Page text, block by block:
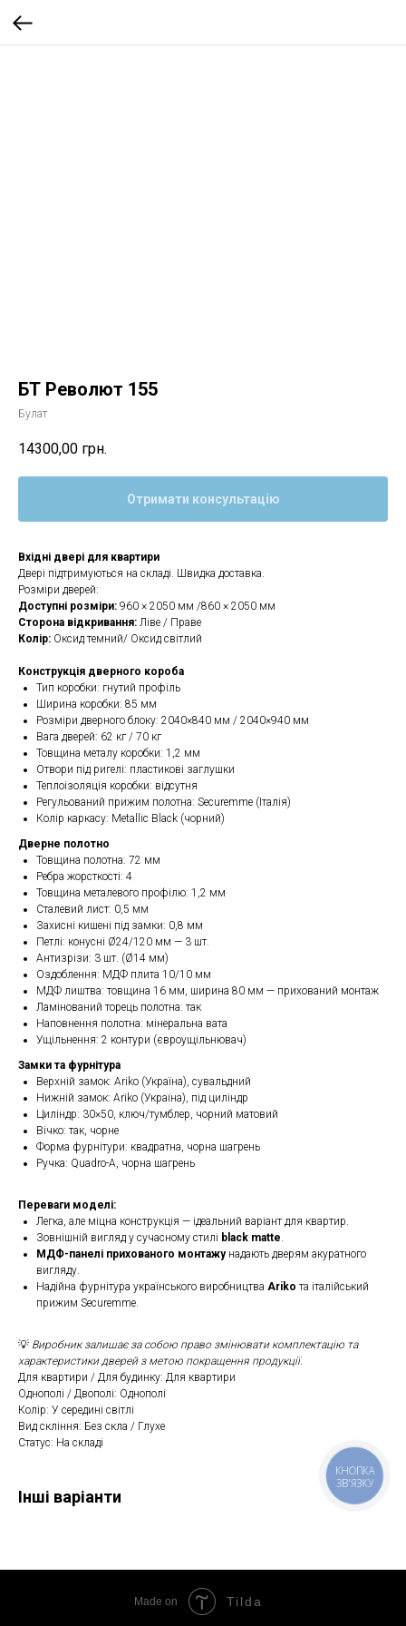
БТ Револют 155
Булат
14300,00 грн.
Отримати консультацію
Вхідні двері для квартири
Двері підтримуються на складі. Швидка доставка.
Розміри дверей:
Доступні розміри: 960 × 2050 мм /860 × 2050 мм
Сторона відкривання: Ліве / Праве
Колір: Оксид темний/ Оксид світлий
Конструкція дверного короба
Тип коробки: гнутий профіль
Ширина коробки: 85 мм
Розміри дверного блоку: 2040×840 мм / 2040×940 мм
Вага дверей: 62 кг / 70 кг
Товщина металу коробки: 1,2 мм
Отвори під ригелі: пластикові заглушки
Теплоізоляція коробки: відсутня
Регульований прижим полотна: Securemme (Італія)
Колір каркасу: Metallic Black (чорний)
Дверне полотно
Товщина полотна: 72 мм
Ребра жорсткості: 4
Товщина металевого профілю: 1,2 мм
Сталевий лист: 0,5 мм
Захисні кишені під замки: 0,8 мм
Петлі: конусні Ø24/120 мм — 3 шт.
Антизрізи: 3 шт. (Ø14 мм)
Оздоблення: МДФ плита 10/10 мм
МДФ лиштва: товщина 16 мм, ширина 80 мм — прихований монтаж
Ламінований торець полотна: так
Наповнення полотна: мінеральна вата
Ущільнення: 2 контури (євроущільнювач)
Замки та фурнітура
Верхній замок: Ariko (Україна), сувальдний
Нижній замок: Ariko (Україна), під циліндр
Циліндр: 30×50, ключ/тумблер, чорний матовий
Вічко: так, чорне
Форма фурнітури: квадратна, чорна шагрень
Ручка: Quadro-A, чорна шагрень
Переваги моделі:
Легка, але міцна конструкція — ідеальний варіант для квартир.
Зовнішній вигляд у сучасному стилі black matte.
МДФ-панелі прихованого монтажунадають дверям акуратного
вигляду.
Надійна фурнітура українського виробництва Ariko та італійський
прижим Securemme.
💡 Виробник залишає за собою право змінювати комплектацію та
характеристики дверей з метою покращення продукції.
Для квартири / Для будинку: Для квартири
Однополі / Двополі: Однополі
Колір: У середині світлі
Вид скління: Без скла / Глухе
Статус: На складі
Інші варіанти
Made on Tilda
КНОПКА
ЗВ'ЯЗКУ